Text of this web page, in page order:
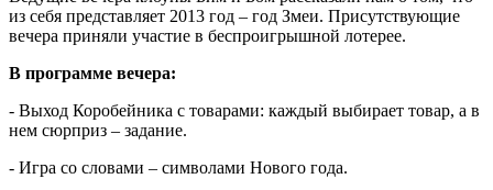
из себя представляет 2013 год – год Змеи. Присутствующие
вечера приняли участие в беспроигрышной лотерее.
В программе вечера:
- Выход Коробейника с товарами: каждый выбирает товар, а в
нем сюрприз – задание.
- Игра со словами – символами Нового года.